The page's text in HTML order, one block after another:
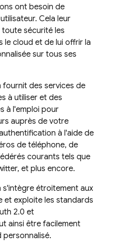
ont besoin de
Cela leur
sécurité les
le cloud et de lui offrir la
sur tous ses
fournit des services de
à utiliser et des
à l'emploi pour
auprès de votre
à l'aide de
de téléphone, de
courants tels que
et plus encore.
s'intègre étroitement aux
et exploite les standards
2.0 et
ainsi être facilement